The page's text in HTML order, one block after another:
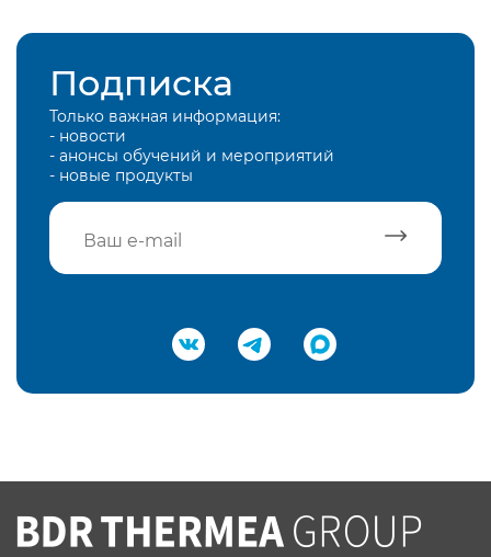
Подписка
Только важная информация:
- новости
- анонсы обучений и мероприятий
- новые продукты
Подтвердить e-mail
Вы соглашаетесь с нашей политикой
конфеденциальности